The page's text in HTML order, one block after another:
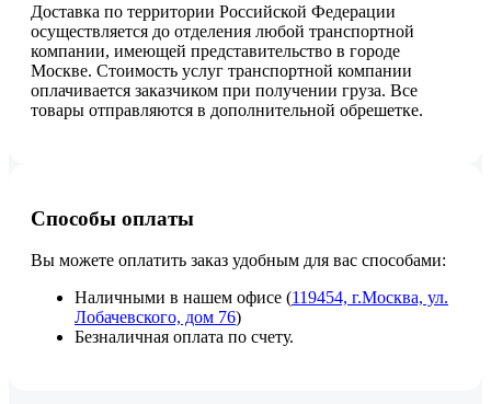
Доставка по территории Российской Федерации
осуществляется до отделения любой транспортной
компании, имеющей представительство в городе
Москве. Стоимость услуг транспортной компании
оплачивается заказчиком при получении груза. Все
товары отправляются в дополнительной обрешетке.
Способы оплаты
Вы можете оплатить заказ удобным для вас способами:
Наличными в нашем офисе (119454, г.Москва, ул.
Лобачевского, дом 76)
Безналичная оплата по счету.